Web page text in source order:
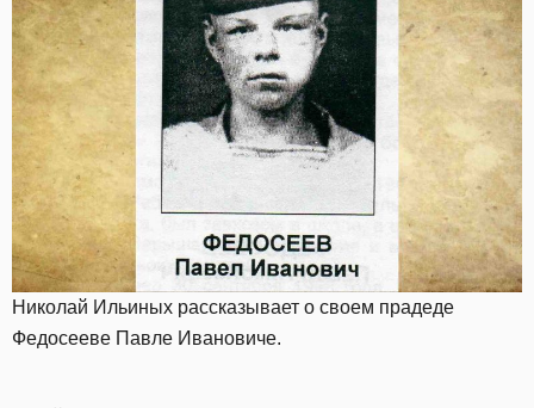
Николай Ильиных рассказывает о своем прадеде
Федосееве Павле Ивановиче.